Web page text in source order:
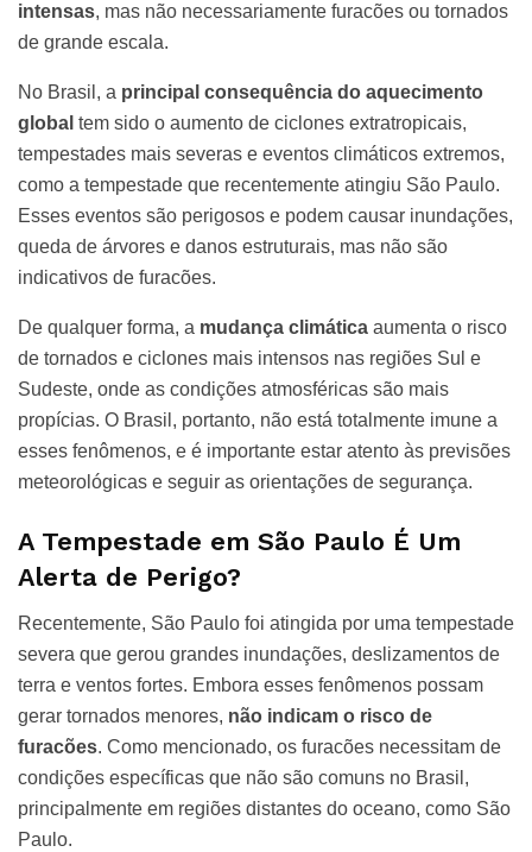
intensas, mas não necessariamente furacões ou tornados
de grande escala.
No Brasil, a principal consequência do aquecimento
global tem sido o aumento de ciclones extratropicais,
tempestades mais severas e eventos climáticos extremos,
como a tempestade que recentemente atingiu São Paulo.
Esses eventos são perigosos e podem causar inundações,
queda de árvores e danos estruturais, mas não são
indicativos de furacões.
De qualquer forma, a mudança climática aumenta o risco
de tornados e ciclones mais intensos nas regiões Sul e
Sudeste, onde as condições atmosféricas são mais
propícias. O Brasil, portanto, não está totalmente imune a
esses fenômenos, e é importante estar atento às previsões
meteorológicas e seguir as orientações de segurança.
A Tempestade em São Paulo É Um
Alerta de Perigo?
Recentemente, São Paulo foi atingida por uma tempestade
severa que gerou grandes inundações, deslizamentos de
terra e ventos fortes. Embora esses fenômenos possam
gerar tornados menores, não indicam o risco de
furacões. Como mencionado, os furacões necessitam de
condições específicas que não são comuns no Brasil,
principalmente em regiões distantes do oceano, como São
Paulo.